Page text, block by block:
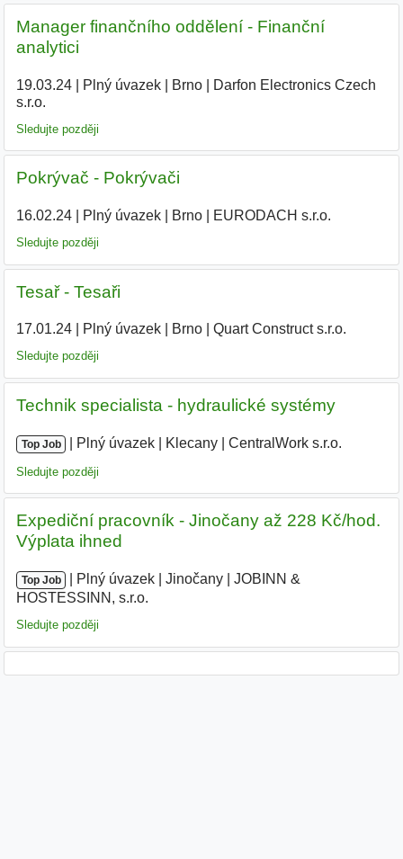
Manager finančního oddělení - Finanční
analytici
19.03.24| Plný úvazek| Brno|
Darfon Electronics Czech
s.r.o.
Sledujte později
Pokrývač - Pokrývači
16.02.24| Plný úvazek| Brno| EURODACH s.r.o.
Sledujte později
Tesař - Tesaři
17.01.24| Plný úvazek| Brno| Quart Construct s.r.o.
Sledujte později
Technik specialista - hydraulické systémy
Top Job Plný úvazek Klecany CentralWork s.r.o.
Sledujte později
Expediční pracovník - Jinočany až 228 Kč/hod.
Výplata ihned
Top Job Plný úvazek Jinočany
JOBINN &
HOSTESSINN, s.r.o.
Sledujte později